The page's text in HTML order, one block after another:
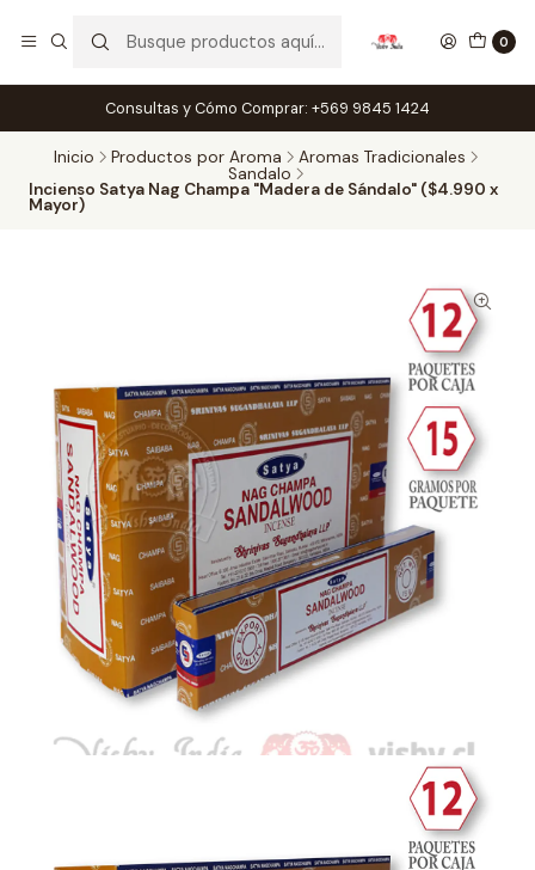
0
Consultas y Cómo Comprar: +569 9845 1424
Inicio Productos por Aroma
Aromas Tradicionales
Sandalo
Incienso Satya Nag Champa "Madera de Sándalo" ($4.990 x
Mayor)